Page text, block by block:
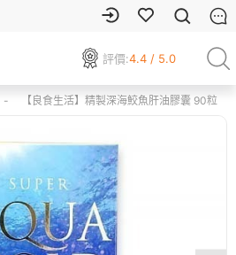
評價:4.4 / 5.0
- 【良食生活】精製深海鮫魚肝油膠囊 90粒